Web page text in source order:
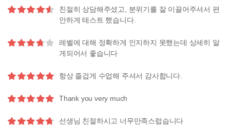
친절히 상담해주셨고, 분위기를 잘 이끌어주셔서 편
안하게 테스트 했습니다.
레벨에 대해 정확하게 인지하지 못했는데 상세히 알
게되어서 좋습니다
항상 즐겁게 수업해 주셔서 감사합니다.
Thank you very much
선생님 친절하시고 너무만족스럽습니다